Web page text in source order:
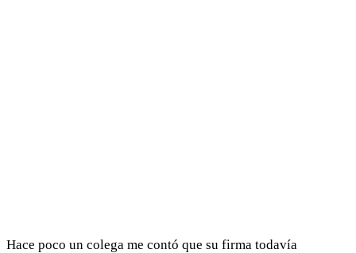
Hace poco un colega me contó que su firma todavía